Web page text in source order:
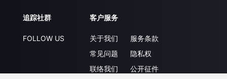
追踪社群
FOLLOW US
客户服务
关于我们
常见问题
联络我们
服务条款
隐私权
公开征件